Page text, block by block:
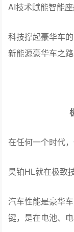
AI技术赋能智能座
科技撑起豪华车
新能源豪华车之路
在任何一个时代
昊铂HL就在极致
汽车性能是豪华
键，是在电池、